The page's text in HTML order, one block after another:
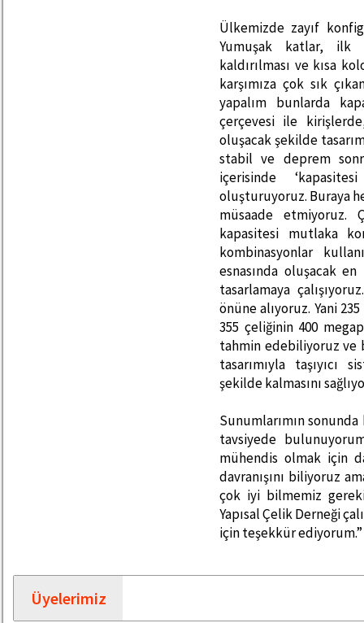
Ülkemizde zayıf
Yumuşak katlar, ilk
kaldırılması ve kısa
karşımıza çok sık
yapalım bunlarda
çerçevesi ile
oluşacak şekilde
stabil ve deprem
içerisinde
oluşturuyoruz. Buraya
müsaade etmiyoruz.
kapasitesi mutlaka
kombinasyonlar
esnasında oluşacak
tasarlamaya
önüne alıyoruz. Yani
355 çeliğinin 400
tahmin edebiliyoruz ve
tasarımıyla taşıyıcı
şekilde kalmasını
Sunumlarımın
tavsiyede
mühendis olmak için
davranışını biliyoruz
çok iyi bilmemiz
Yapısal Çelik Derneği
için teşekkür ediyorum.”
Üyelerimiz